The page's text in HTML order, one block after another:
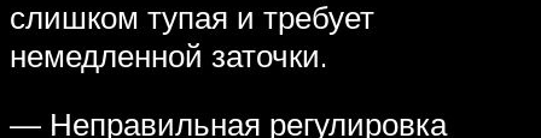
слишком тупая и требует
немедленной заточки.
— Неправильная регулировка